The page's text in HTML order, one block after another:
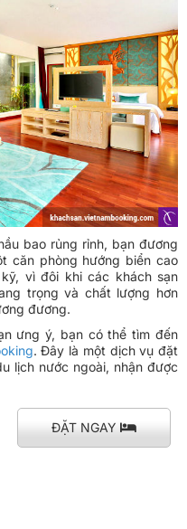
bao rủng rỉnh, bạn đương
căn phòng hướng biển cao
vì đôi khi các khách sạn
trọng và chất lượng hơn
đương.
ưng ý, bạn có thể tìm đến
. Đây là một dịch vụ đặt
lịch nước ngoài, nhận được
ĐẶT NGAY